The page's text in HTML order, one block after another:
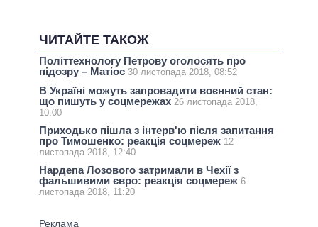
ЧИТАЙТЕ ТАКОЖ
Політтехнологу Петрову оголосять про
підозру – Матіос 30 листопада 2018, 08:52
В Україні можуть запровадити воєнний стан:
що пишуть у соцмережах 26 листопада 2018,
10:00
Приходько пішла з інтерв'ю після запитання
про Тимошенко: реакція соцмереж 12
листопада 2018, 12:40
Нардепа Лозового затримали в Чехії з
фальшивими євро: реакція соцмереж 6
листопада 2018, 11:20